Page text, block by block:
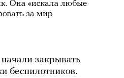
Она «искала любые
за мир
закрывать
беспилотников.